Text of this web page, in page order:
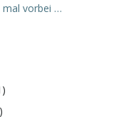
mal vorbei …